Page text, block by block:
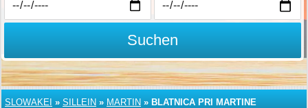
Suchen
SLOWAKEI » SILLEIN » MARTIN » BLATNICA PRI MARTINE